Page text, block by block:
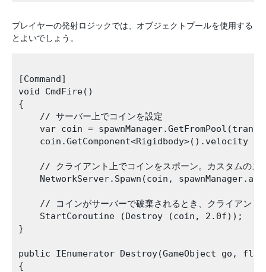
プレイヤーの発射ロジックでは、オブジェクトプールを使用する
とよいでしょう。
[Command]
void CmdFire()
{
    // サーバー上でコインを設定
var coin =
coin.GetComponent<Rigidbody>().velocity =
// クライアント上でコインをスポーン。カスタムのス
NetworkServer.Spawn(coin,
// コインがサーバーで破棄されるとき、クライアント
    StartCoroutine (Destroy (coin, 2.0f));
}
public IEnumerator Destroy(GameObject go,
{